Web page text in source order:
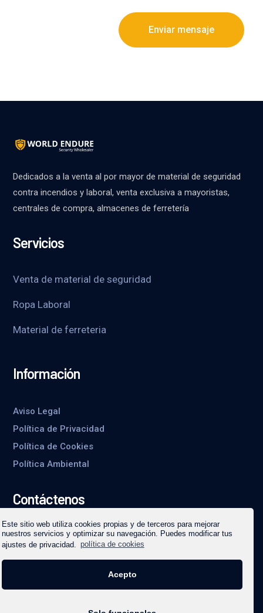
Este sitio web utiliza cookies propias y de terceros para mejorar
nuestros servicios y optimizar su navegación. Puedes modificar tus
ajustes de privacidad.
política de cookies
Acepto
Enviar mensaje
Dedicados a la venta al por mayor de material de seguridad
contra incendios y laboral, venta exclusiva a mayoristas,
centrales de compra, almacenes de ferretería
Servicios
Venta de material de seguridad
Ropa Laboral
Material de ferreteria
Información
Aviso Legal
Política de Privacidad
Política de Cookies
Política Ambiental
Contáctenos
Escríbenos un mensaje